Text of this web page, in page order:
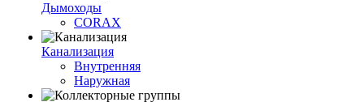
Дымоходы
CORAX
Канализация
Внутренняя
Наружная